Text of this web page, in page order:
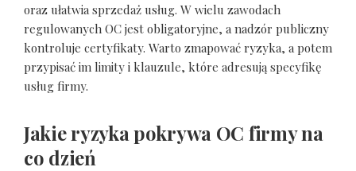
oraz ułatwia sprzedaż usług. W wielu zawodach
regulowanych OC jest obligatoryjne, a nadzór publiczny
kontroluje certyfikaty. Warto zmapować ryzyka, a potem
przypisać im limity i klauzule, które adresują specyfikę
usług firmy.
Jakie ryzyka pokrywa OC firmy na
co dzień